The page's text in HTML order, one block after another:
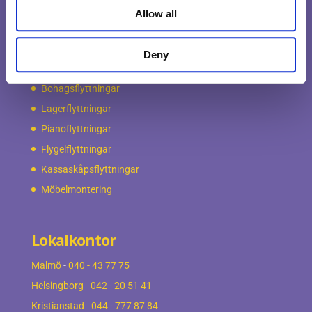
Allow all
Deny
Bohagsflyttningar
Lagerflyttningar
Pianoflyttningar
Flygelflyttningar
Kassaskåpsflyttningar
Möbelmontering
Lokalkontor
Malmö-040 - 43 77 75
Helsingborg -042 - 20 51 41
Kristianstad -044 - 777 87 84